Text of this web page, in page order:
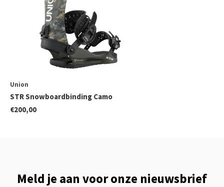
Union
STR Snowboardbinding Camo
€200,00
Meld je aan voor onze nieuwsbrief